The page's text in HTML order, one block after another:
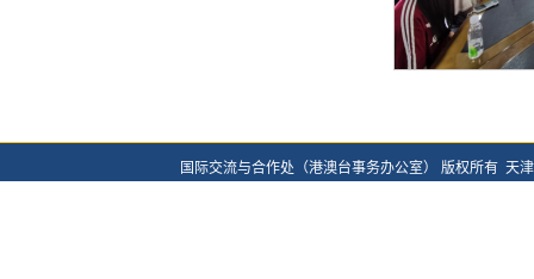
国际交流与合作处（港澳台事务办公室） 版权所有 天